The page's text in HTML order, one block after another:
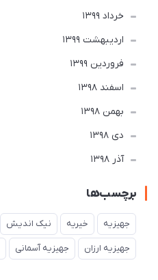
خرداد 1399
ارديبهشت 1399
فروردین 1399
اسفند 1398
بهمن 1398
دی 1398
آذر 1398
برچسب‌ها
جهیزیه خیریه نیک اندیش
جهیزیه ارزان جهیزیه آسمانی